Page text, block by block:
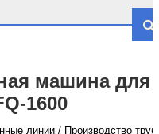
машина для
1600
линии / Производство труб